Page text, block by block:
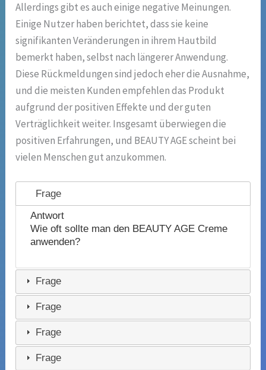
Allerdings gibt es auch einige negative Meinungen.
Einige Nutzer haben berichtet, dass sie keine
signifikanten Veränderungen in ihrem Hautbild
bemerkt haben, selbst nach längerer Anwendung.
Diese Rückmeldungen sind jedoch eher die Ausnahme,
und die meisten Kunden empfehlen das Produkt
aufgrund der positiven Effekte und der guten
Verträglichkeit weiter. Insgesamt überwiegen die
positiven Erfahrungen, und BEAUTY AGE scheint bei
vielen Menschen gut anzukommen.
Frage
Antwort
Wie oft sollte man den BEAUTY AGE Creme
anwenden?
Frage
Frage
Frage
Frage